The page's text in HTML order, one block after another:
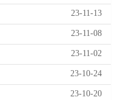
23-11-13
23-11-08
23-11-02
23-10-24
23-10-20